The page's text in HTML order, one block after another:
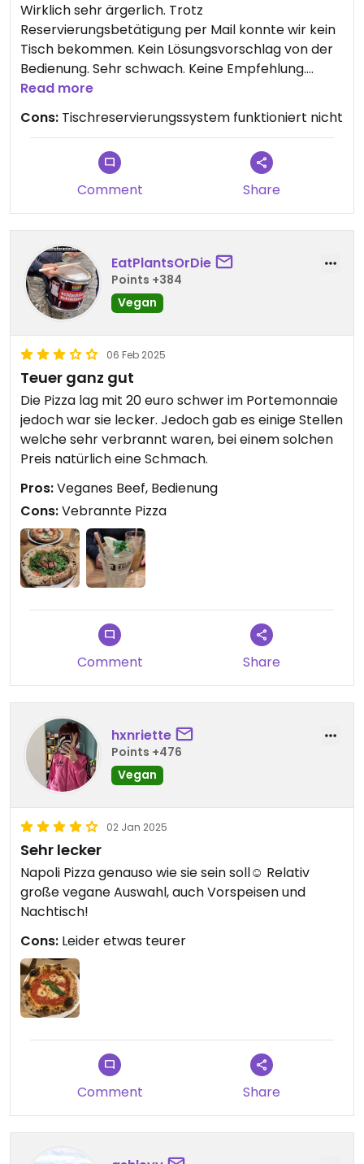
Wirklich sehr ärgerlich. Trotz
Reservierungsbetätigung per Mail konnte wir kein
Tisch bekommen. Kein Lösungsvorschlag von der
Bedienung. Sehr schwach. Keine Empfehlung.
Traurig nach Hause gefahren.
Datum 1. November 2025 18:30
Danke für den missglückten Abend
Read more
Cons: Tischreservierungssystem funktioniert nicht
Comment Share
EatPlantsOrDie
Points +384
Vegan
06 Feb 2025
Teuer ganz gut
Die Pizza lag mit 20 euro schwer im Portemonnaie
jedoch war sie lecker. Jedoch gab es einige Stellen
welche sehr verbrannt waren, bei einem solchen
Preis natürlich eine Schmach.
Pros:Veganes Beef, Bedienung
Cons:Vebrannte Pizza
Comment Share
hxnriette
Points +476
Vegan
02 Jan 2025
Sehr lecker
Napoli Pizza genauso wie sie sein soll☺️ Relativ
große vegane Auswahl, auch Vorspeisen und
Nachtisch!
Cons: Leider etwas teurer
Comment Share